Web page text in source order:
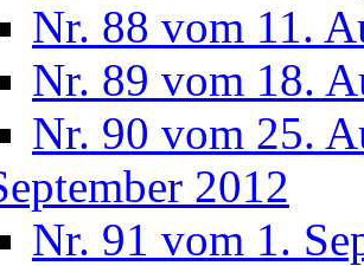
Nr. 88 vom 11.
Nr. 89 vom 18.
Nr. 90 vom 25.
2012
Nr. 91 vom 1.